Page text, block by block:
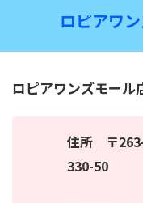
ロピアワ
ロピアワンズモール
住所 〒263-
330-50